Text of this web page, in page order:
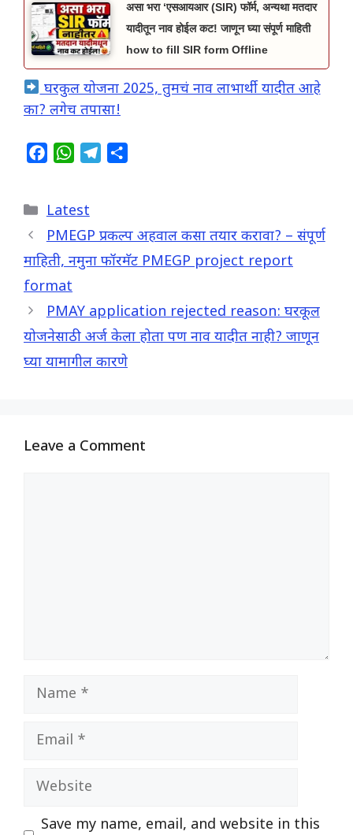
असा भरा ‘एसआयआर (SIR) फॉर्म, अन्यथा मतदार
यादीतून नाव होईल कट! जाणून घ्या संपूर्ण माहिती
how to fill SIR form Offline
घरकुल योजना 2025, तुमचं नाव लाभार्थी यादीत आहे
का? लगेच तपासा!
e
b
o
k
W
t
s
A
p
g
r
e
Categories
Latest
PMEGP प्रकल्प अहवाल कसा तयार करावा? – संपूर्ण
माहिती, नमुना फॉरमॅट PMEGP project report
format
PMAY application rejected reason: घरकूल
योजनेसाठी अर्ज केला होता पण नाव यादीत नाही? जाणून
घ्या यामागील कारणे
Leave a Comment
Name
Email
Website
Save my name, email, and website in this